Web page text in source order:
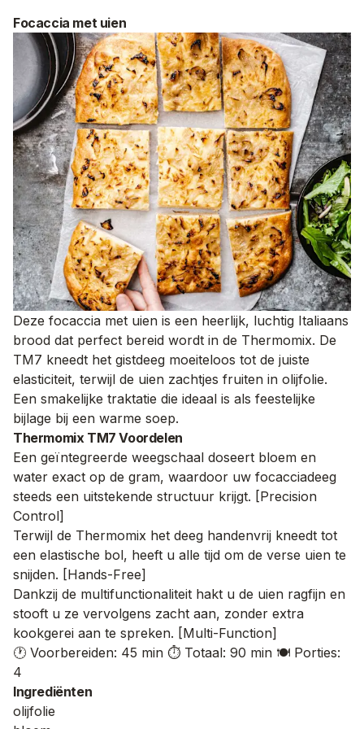
Focaccia met uien
Deze focaccia met uien is een heerlijk, luchtig Italiaans
brood dat perfect bereid wordt in de Thermomix. De
TM7 kneedt het gistdeeg moeiteloos tot de juiste
elasticiteit, terwijl de uien zachtjes fruiten in olijfolie.
Een smakelijke traktatie die ideaal is als feestelijke
bijlage bij een warme soep.
Thermomix TM7 Voordelen
Een geïntegreerde weegschaal doseert bloem en
water exact op de gram, waardoor uw focacciadeeg
steeds een uitstekende structuur krijgt. [Precision
Control]
Terwijl de Thermomix het deeg handenvrij kneedt tot
een elastische bol, heeft u alle tijd om de verse uien te
snijden. [Hands-Free]
Dankzij de multifunctionaliteit hakt u de uien ragfijn en
stooft u ze vervolgens zacht aan, zonder extra
kookgerei aan te spreken. [Multi-Function]
🕐 Voorbereiden: 45 min ⏱️ Totaal: 90 min 🍽️ Porties:
4
Ingrediënten
olijfolie